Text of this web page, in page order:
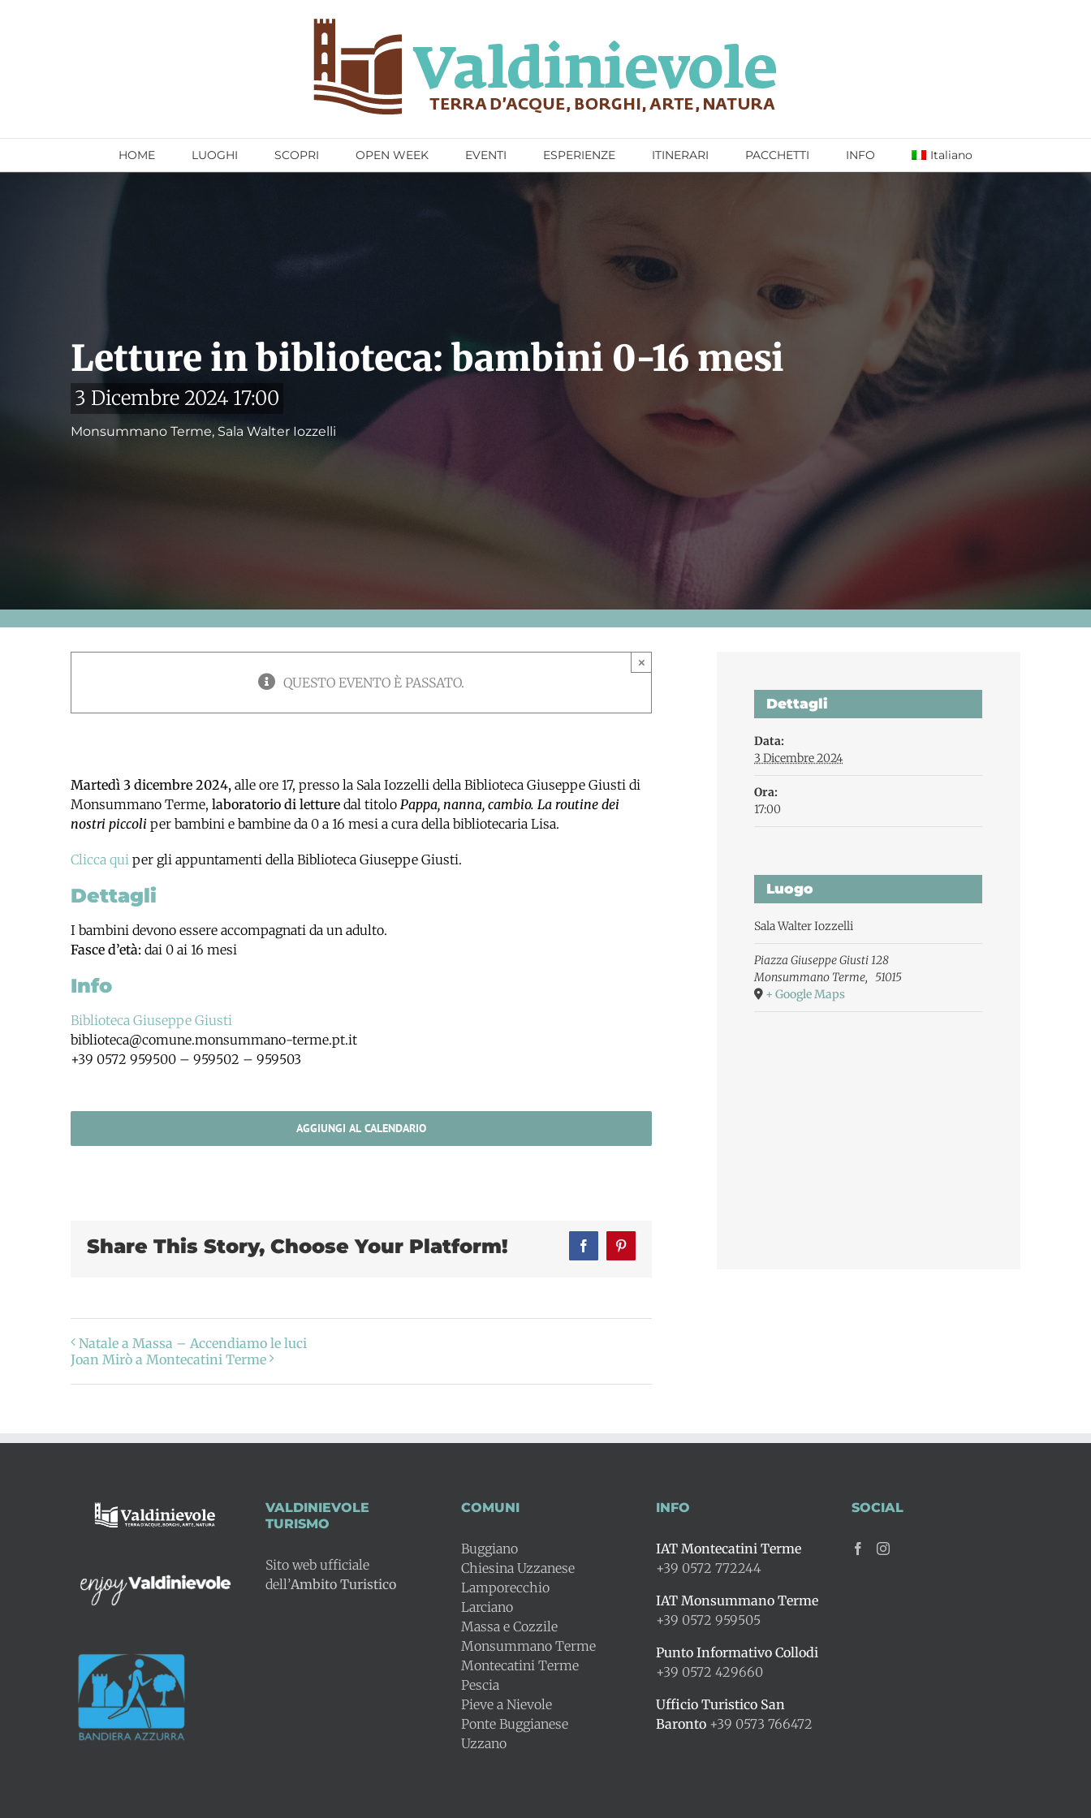
HOME LUOGHI SCOPRI OPEN WEEK EVENTI ESPERIENZE ITINERARI PACCHETTI INFO Italiano
Letture in biblioteca: bambini 0-16 mesi
3 Dicembre 2024 17:00
Monsummano Terme, Sala Walter Iozzelli
QUESTO EVENTO È PASSATO.
×
Martedì 3 dicembre 2024, alle ore 17, presso la Sala Iozzelli della Biblioteca Giuseppe Giusti di
Monsummano Terme, laboratorio di letture dal titolo Pappa, nanna, cambio. La routine dei
nostri piccoli per bambini e bambine da 0 a 16 mesi a cura della bibliotecaria Lisa.
Clicca qui per gli appuntamenti della Biblioteca Giuseppe Giusti.
Dettagli
I bambini devono essere accompagnati da un adulto.
Fasce d’età: dai 0 ai 16 mesi
Info
Biblioteca Giuseppe Giusti
biblioteca@comune.monsummano-terme.pt.it
+39 0572 959500 – 959502 – 959503
AGGIUNGI AL CALENDARIO
Share This Story, Choose Your Platform! FacebookPinterest
Natale a Massa – Accendiamo le luci
Joan Mirò a Montecatini Terme
Dettagli
Data:
3 Dicembre 2024
Ora:
17:00
Luogo
Sala Walter Iozzelli
Piazza Giuseppe Giusti 128
Monsummano Terme, 51015
+ Google Maps
VALDINIEVOLE
TURISMO
Sito web ufficiale
dell’Ambito Turistico
COMUNI
Buggiano
Chiesina Uzzanese
Lamporecchio
Larciano
Massa e Cozzile
Monsummano Terme
Montecatini Terme
Pescia
Pieve a Nievole
Ponte Buggianese
Uzzano
INFO
IAT Montecatini Terme
+39 0572 772244
IAT Monsummano Terme
+39 0572 959505
Punto Informativo Collodi
+39 0572 429660
Ufficio Turistico San
Baronto +39 0573 766472
SOCIAL